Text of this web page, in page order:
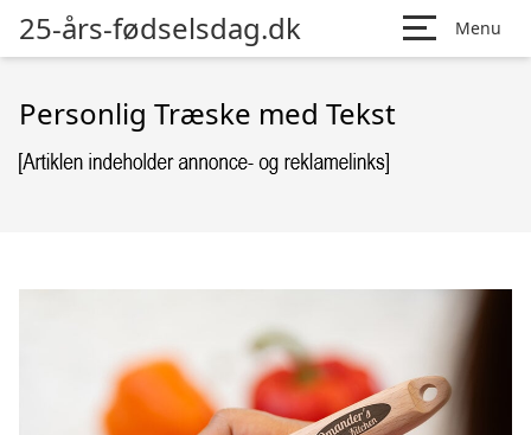
25-års-fødselsdag.dk Menu
Personlig Træske med Tekst